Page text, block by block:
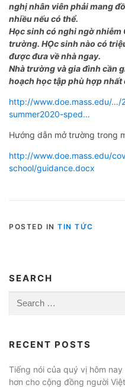
nghị nhân viên phải mang
nhiều nếu có thể.
Học sinh có nghi ngờ nhiễm
trường. HỌc sinh nào có
được đưa về nhà ngay.
Nhà trường và gia đình cần
hoạch học tập phù hợp nhất
http://www.doe.mass.edu/
summer2020-sped…
Hướng dẫn mở trường trong
http://www.doe.mass.edu/
school/guidance.docx
POSTED IN TIN TỨC
SEARCH
Search
for:
RECENT POSTS
Tiếng nói của quý vị hôm
hơn cho cộng đồng người